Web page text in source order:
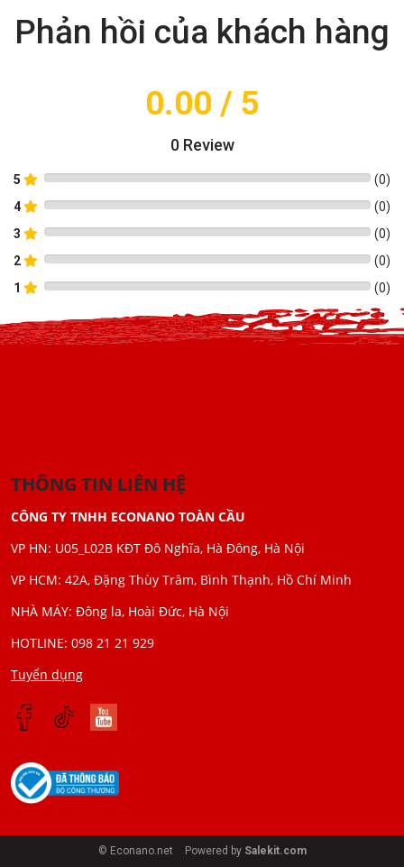
Phản hồi của khách hàng
0.00 / 5
0Review
5 (0)
4
(0)
3
(0)
2
(0)
1
(0)
THÔNG TIN LIÊN HỆ
CÔNG TY TNHH ECONANO TOÀN CẦU
VP HN: U05_L02B KĐT Đô Nghĩa, Hà Đông, Hà Nội
VP HCM: 42A, Đặng Thùy Trâm, Bình Thạnh, Hồ Chí Minh
NHÀ MÁY: Đông la, Hoài Đức, Hà Nội
HOTLINE: 098 21 21 929
Tuyển dụng
© Econano.net Powered by Salekit.com